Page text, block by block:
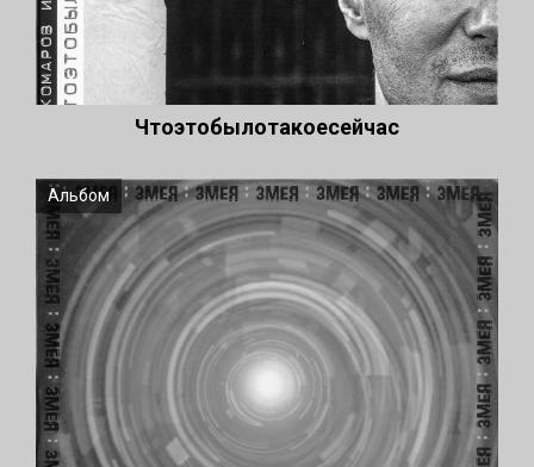
Чтоэтобылотакоесейчас
Альбом